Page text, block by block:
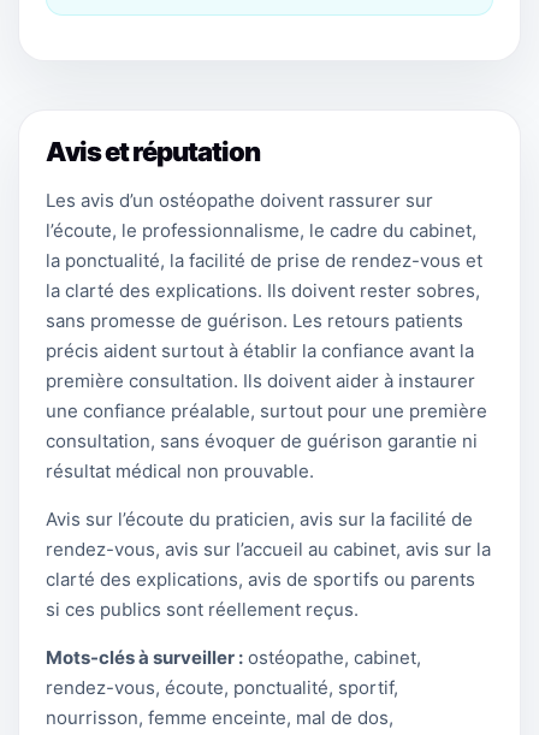
Avis et réputation
Les avis d’un ostéopathe doivent rassurer sur
l’écoute, le professionnalisme, le cadre du cabinet,
la ponctualité, la facilité de prise de rendez-vous et
la clarté des explications. Ils doivent rester sobres,
sans promesse de guérison. Les retours patients
précis aident surtout à établir la confiance avant la
première consultation. Ils doivent aider à instaurer
une confiance préalable, surtout pour une première
consultation, sans évoquer de guérison garantie ni
résultat médical non prouvable.
Avis sur l’écoute du praticien, avis sur la facilité de
rendez-vous, avis sur l’accueil au cabinet, avis sur la
clarté des explications, avis de sportifs ou parents
si ces publics sont réellement reçus.
Mots-clés à surveiller : ostéopathe, cabinet,
rendez-vous, écoute, ponctualité, sportif,
nourrisson, femme enceinte, mal de dos,